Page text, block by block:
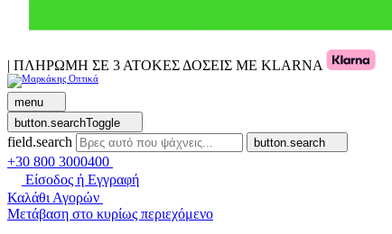
| ΠΛΗΡΩΜΗ ΣΕ 3 ΑΤΟΚΕΣ ΔΟΣΕΙΣ ΜΕ KLARNA
menu
button.searchToggle
field.search button.search
+30 800 3000400
Είσοδος ή Εγγραφή
Καλάθι Αγορών
Μετάβαση στο κυρίως περιεχόμενο